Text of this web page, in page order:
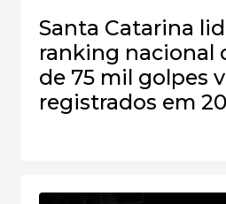
Santa Catarina
ranking nacional
de 75 mil golpes
registrados em